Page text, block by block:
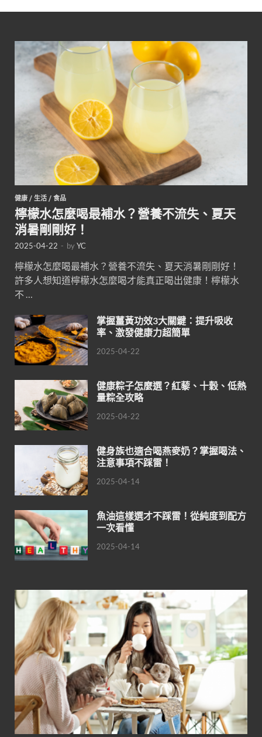
健康 / 生活 / 食品
檸檬水怎麼喝最補水？營養不流失、夏天
消暑剛剛好！
2025-04-22 - byYC
檸檬水怎麼喝最補水？營養不流失、夏天消暑剛剛好！
許多人想知道檸檬水怎麼喝才能真正喝出健康！檸檬水
不 …
掌握薑黃功效3大關鍵：提升吸收
率、激發健康力超簡單
2025-04-22
健康粽子怎麼選？紅藜、十穀、低熱
量粽全攻略
2025-04-22
健身族也適合喝燕麥奶？掌握喝法、
注意事項不踩雷！
2025-04-14
魚油這樣選才不踩雷！從純度到配方
一次看懂
2025-04-14